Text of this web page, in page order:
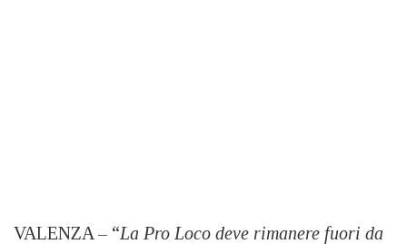
VALENZA – “La Pro Loco deve rimanere fuori da